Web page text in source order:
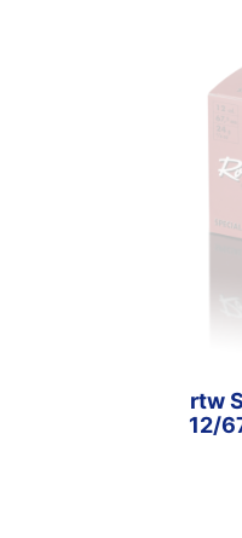
rtw
12/